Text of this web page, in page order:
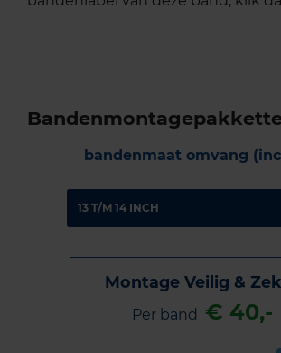
bandenmaat omvang
Montage Veilig &
Per band € 40,-